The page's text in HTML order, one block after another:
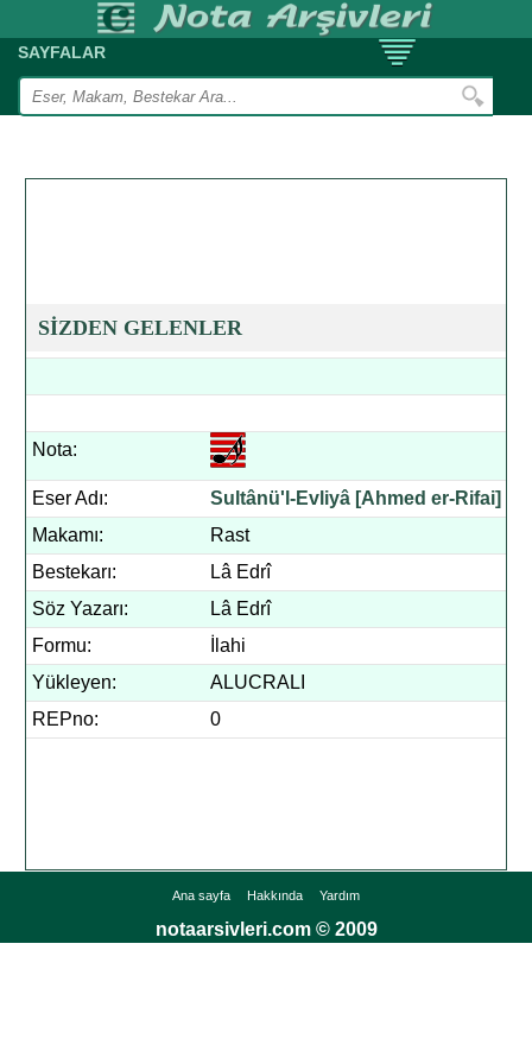
SAYFALAR
SİZDEN GELENLER
Nota:
Eser Adı:
Sultânü'l-Evliyâ [Ahmed er-Rifai]
Makamı:
Rast
Bestekarı:
Lâ Edrî
Söz Yazarı:
Lâ Edrî
Formu:
İlahi
Yükleyen:
ALUCRALI
REPno:
0
Ana sayfa Hakkında Yardım
notaarsivleri.com © 2009